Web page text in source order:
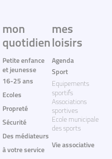
mon
quotidien
Petite enfance
et jeunesse
16-25 ans
Ecoles
Propreté
Sécurité
Des médiateurs
à votre service
mes
loisirs
Agenda
Sport
Equipements
sportifs
Associations
sportives
Ecole municipale
des sports
Vie associative